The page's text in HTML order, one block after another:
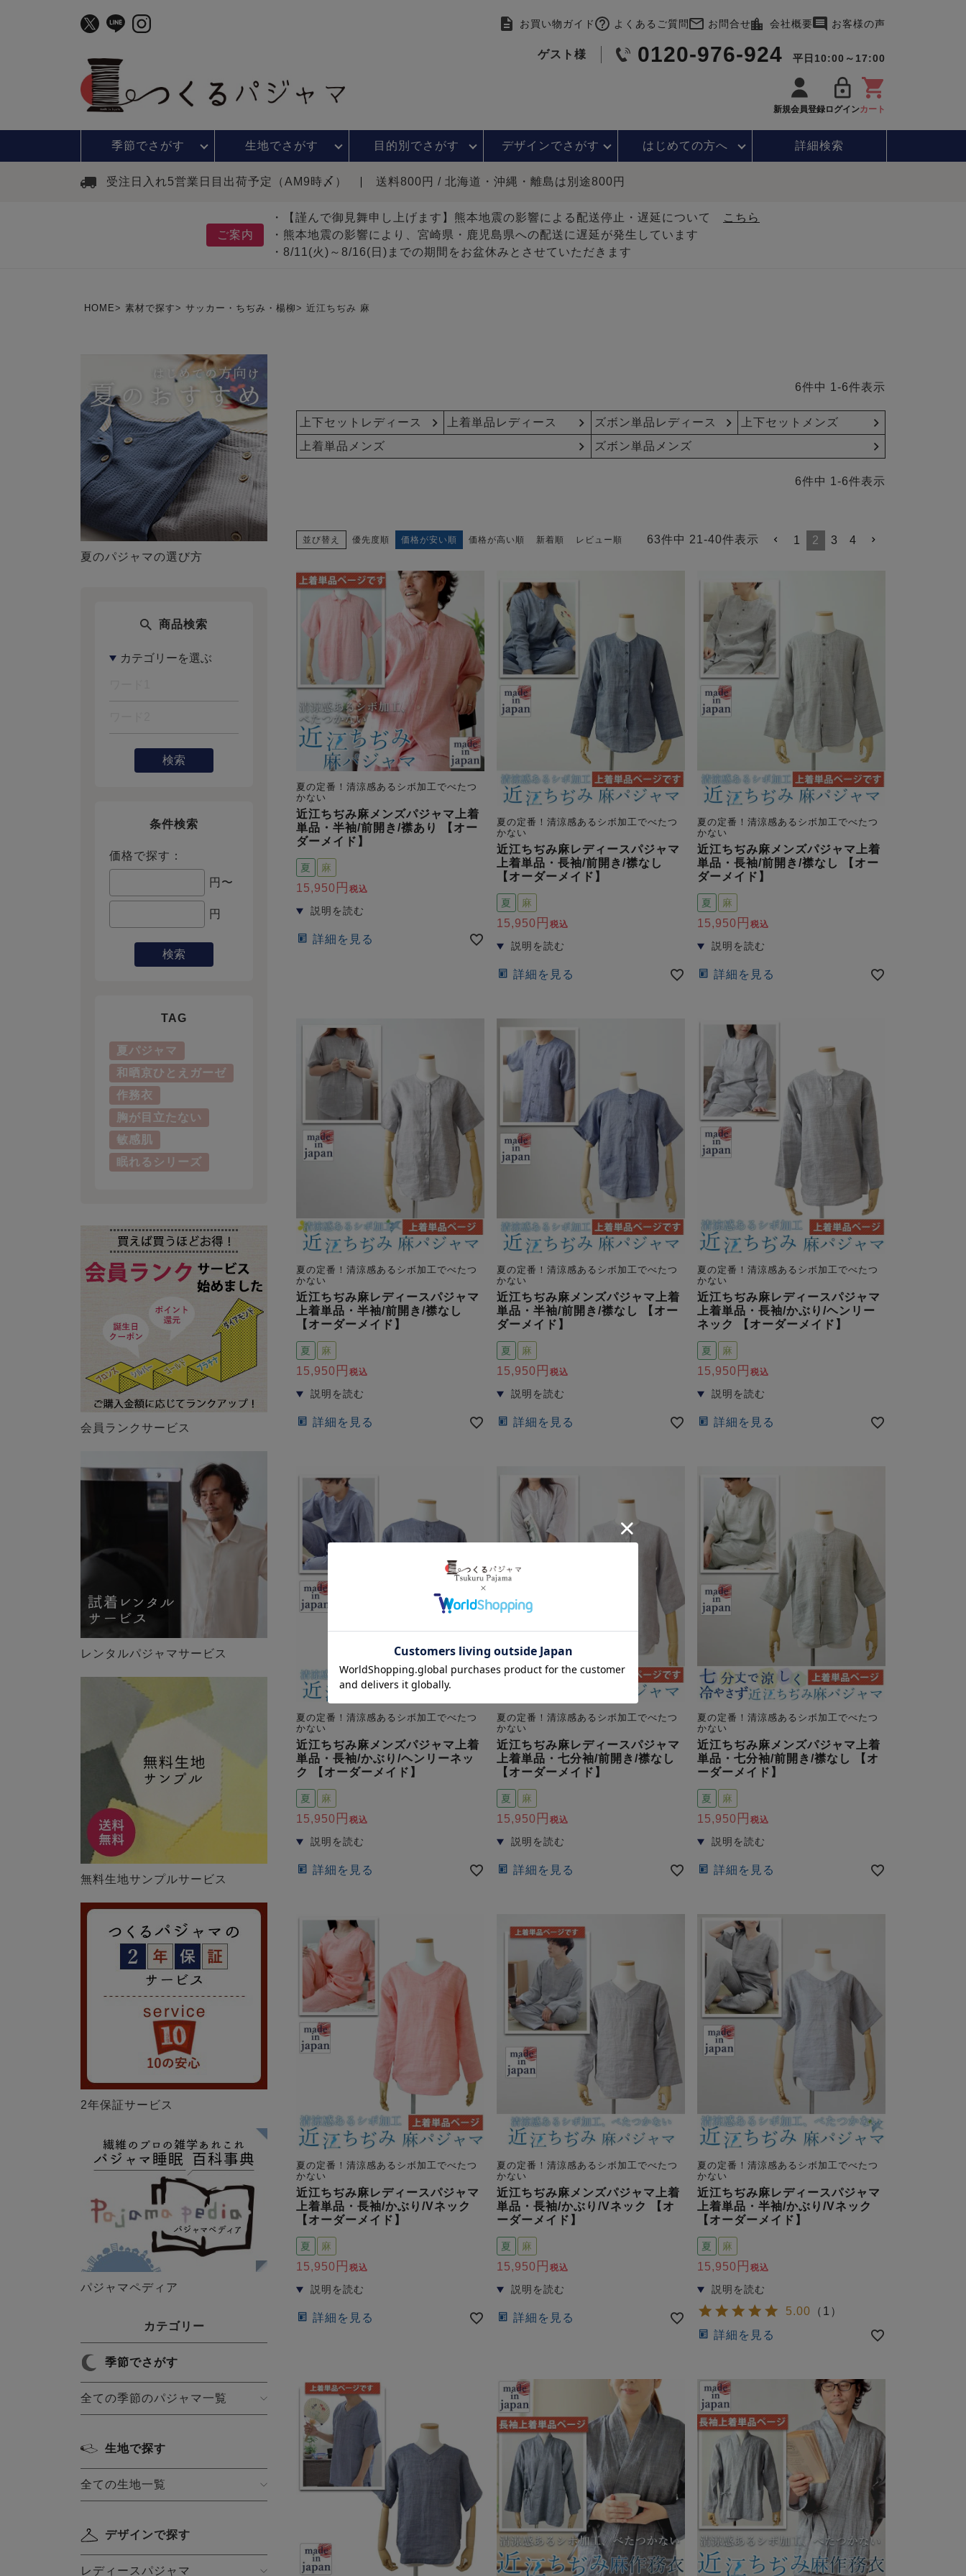
お買い物ガイド よくあるご質問 お問合せ 会社概要 お客様の声
ゲスト様 0120-976-924 平日10:00～17:00
新規会員登録ログインカート
季節でさがす 生地でさがす 目的別でさがす デザインでさがす はじめての方へ 詳細検索
受注日入れ5営業日目出荷予定（AM9時〆） 送料800円 / 北海道・沖縄・離島は別途800円
ご案内
・【謹んで御見舞申し上げます】熊本地震の影響による配送停止・遅延について
こちら
・熊本地震の影響により、宮崎県・鹿児島県への配送に遅延が発生しています
・8/11(火)～8/16(日)までの期間をお盆休みとさせていただきます
HOME 素材で探す サッカー・ちぢみ・楊柳 近江ちぢみ 麻
夏のパジャマの選び方
商品検索
検索
条件検索
価格で探す：
円〜
円
検索
TAG
夏パジャマ
和晒京ひとえガーゼ
作務衣
胸が目立たない
敏感肌
眠れるシリーズ
会員ランクサービス
レンタルパジャマサービス
無料生地サンプルサービス
2年保証サービス
パジャマペディア
カテゴリー
季節でさがす
全ての季節のパジャマ一覧
生地で探す
全ての生地一覧
デザインで探す
レディースパジャマ
6件中 1 -6件表示
上下セットレディース 上着単品レディース ズボン単品レディース
上下セットメンズ
上着単品メンズ
ズボン単品メンズ
6件中 1 -6件表示
並び替え 優先度順 価格が安い順 価格が高い順 新着順 レビュー順 63件中 21 -40件表示 1 2 3 4
夏の定番！清涼感あるシボ加工でべたつ
かない
近江ちぢみ麻メンズパジャマ上着
単品・半袖/前開き/襟あり 【オー
ダーメイド】
夏 麻
15,950 税込
詳細を見る
夏の定番！清涼感あるシボ加工でべたつ
かない
近江ちぢみ麻レディースパジャマ
上着単品・長袖/前開き/襟なし
【オーダーメイド】
夏 麻
15,950 税込
詳細を見る
夏の定番！清涼感あるシボ加工でべたつ
かない
近江ちぢみ麻メンズパジャマ上着
単品・長袖/前開き/襟なし 【オー
ダーメイド】
夏 麻
15,950 税込
詳細を見る
夏の定番！清涼感あるシボ加工でべたつ
かない
近江ちぢみ麻レディースパジャマ
上着単品・半袖/前開き/襟なし
【オーダーメイド】
夏 麻
15,950 税込
詳細を見る
夏の定番！清涼感あるシボ加工でべたつ
かない
近江ちぢみ麻メンズパジャマ上着
単品・半袖/前開き/襟なし 【オー
ダーメイド】
夏 麻
15,950 税込
詳細を見る
夏の定番！清涼感あるシボ加工でべたつ
かない
近江ちぢみ麻レディースパジャマ
上着単品・長袖/かぶり/ヘンリー
ネック 【オーダーメイド】
夏 麻
15,950 税込
詳細を見る
夏の定番！清涼感あるシボ加工でべたつ
かない
近江ちぢみ麻メンズパジャマ上着
単品・長袖/かぶり/ヘンリーネッ
ク 【オーダーメイド】
夏 麻
15,950 税込
詳細を見る
夏の定番！清涼感あるシボ加工でべたつ
かない
近江ちぢみ麻レディースパジャマ
上着単品・七分袖/前開き/襟なし
【オーダーメイド】
夏 麻
15,950 税込
詳細を見る
夏の定番！清涼感あるシボ加工でべたつ
かない
近江ちぢみ麻メンズパジャマ上着
単品・七分袖/前開き/襟なし 【オ
ーダーメイド】
夏 麻
15,950 税込
詳細を見る
夏の定番！清涼感あるシボ加工でべたつ
かない
近江ちぢみ麻レディースパジャマ
上着単品・長袖/かぶり/Vネック
【オーダーメイド】
夏 麻
15,950 税込
詳細を見る
夏の定番！清涼感あるシボ加工でべたつ
かない
近江ちぢみ麻メンズパジャマ上着
単品・長袖/かぶり/Vネック 【オ
ーダーメイド】
夏 麻
15,950 税込
詳細を見る
夏の定番！清涼感あるシボ加工でべたつ
かない
近江ちぢみ麻レディースパジャマ
上着単品・半袖/かぶり/Vネック
【オーダーメイド】
夏 麻
15,950 税込
5.00 （ 1 ）
詳細を見る